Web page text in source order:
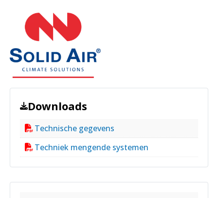
Downloads
Technische gegevens
Techniek mengende systemen